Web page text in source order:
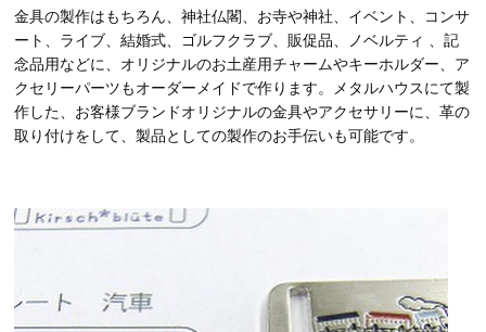
金具の製作はもちろん、神社仏閣、お寺や神社、イベント、コンサ
ート、ライブ、結婚式、ゴルフクラブ、販促品、ノベルティ 、記
念品用などに、オリジナルのお土産用チャームやキーホルダー、ア
クセリーパーツもオーダーメイドで作ります。メタルハウスにて製
作した、お客様ブランドオリジナルの金具やアクセサリーに、革の
取り付けをして、製品としての製作のお手伝いも可能です。